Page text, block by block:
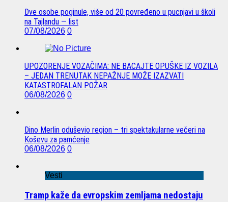
Dve osobe poginule, više od 20 povređeno u pucnjavi u školi
na Tajlandu — list
07/08/2026 0
UPOZORENJE VOZAČIMA: NE BACAJTE OPUŠKE IZ VOZILA
– JEDAN TRENUTAK NEPAŽNJE MOŽE IZAZVATI
KATASTROFALAN POŽAR
06/08/2026 0
Dino Merlin oduševio region – tri spektakularne večeri na
Koševu za pamćenje
06/08/2026 0
Vesti
Tramp kaže da evropskim zemljama nedostaju